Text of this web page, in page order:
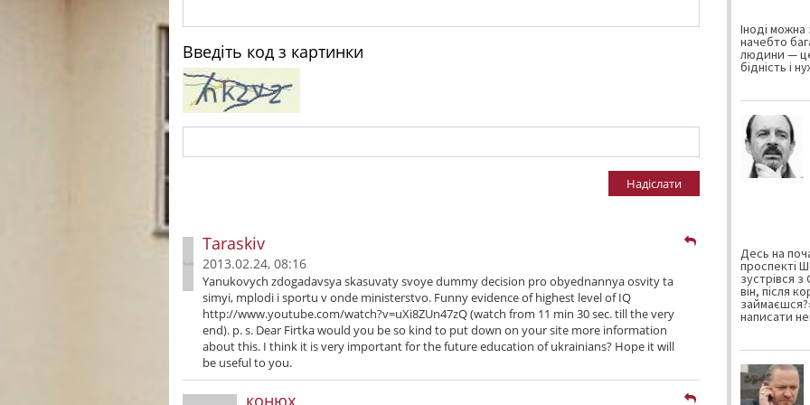
Введіть код з картинки
Надіслати
Taraskiv
2013.02.24, 08:16
Yanukovych zdogadavsya skasuvaty svoye dummy decision pro obyednannya osvity ta
simyi, mplodi i sportu v onde ministerstvo. Funny evidence of highest level of IQ
http://www.youtube.com/watch?v=uXi8ZUn47zQ (watch from 11 min 30 sec. till the very
end). p. s. Dear Firtka would you be so kind to put down on your site more information
about this. I think it is very important for the future education of ukrainians? Hope it will
be useful to you.
конюх
Іноді
начебто
людини —
бідність і
Десь на
проспекті
зустрівся
він, після
написати